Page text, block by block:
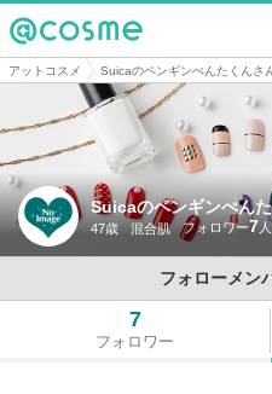
@cosme
アットコスメ Suicaのペンギンぺんたくんさ
Suicaのペンギンぺん
47歳 混合肌 7
フォローメン
7
フォロワー